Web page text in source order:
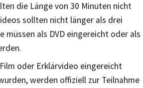
die Länge von 30 Minuten nicht
sollten nicht länger als drei
müssen als DVD eingereicht oder als
oder Erklärvideo eingereicht
werden offiziell zur Teilnahme